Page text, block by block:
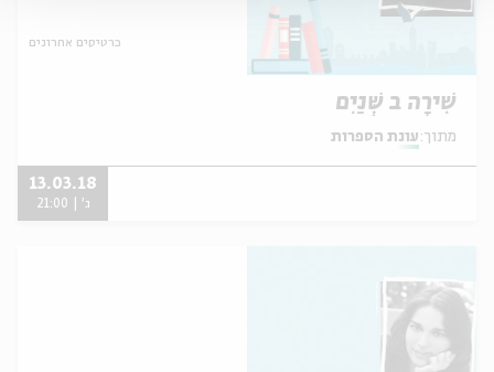
כרטיסים אחרונים
שִׁירָה ב שְִּׁנַיִם
מתוך: עונת הספרות
13.03.18
ג' | 21:00